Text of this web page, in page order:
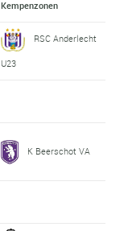
Kempenzonen
RSC Anderlecht
U23
K Beerschot VA